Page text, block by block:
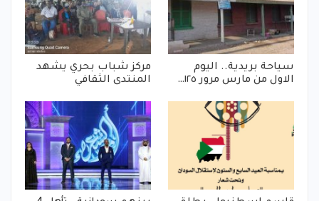
سياحة بريدية.. اليوم
الاول من مارس مرور ١٢٥…
مركز شباب بحري يشهد
المنتدى الثقافي